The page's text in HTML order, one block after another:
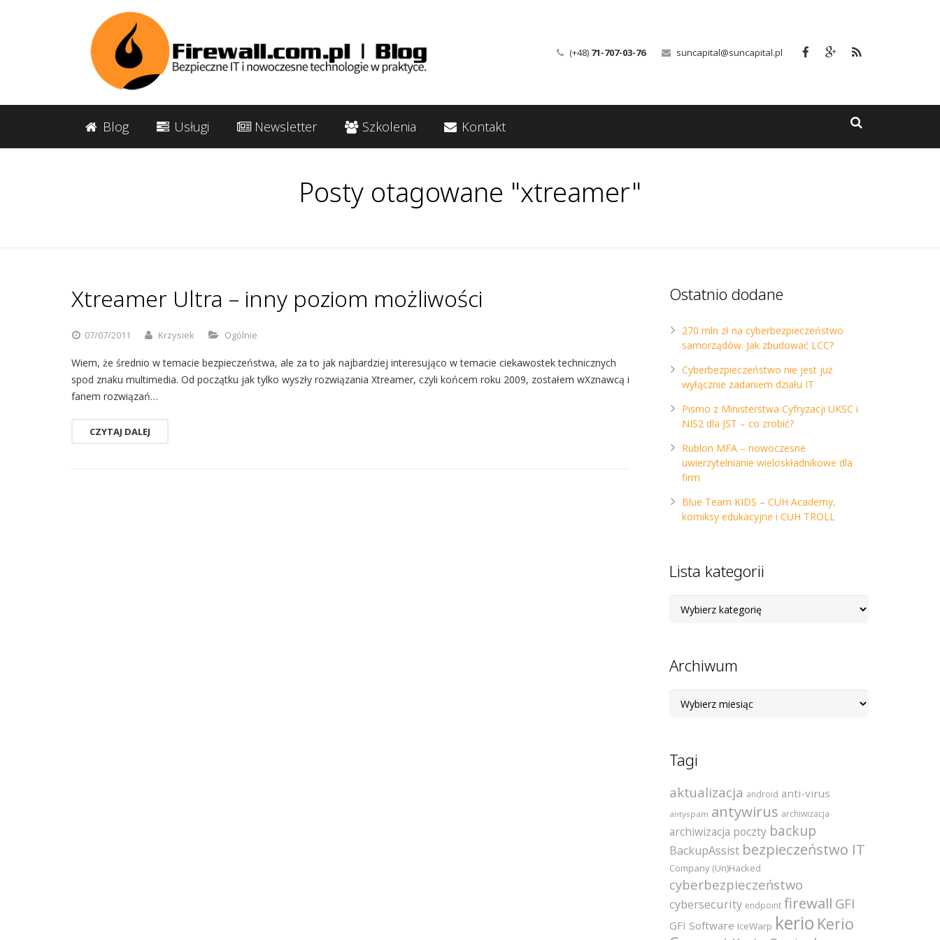
(+48) 71-707-03-76 suncapital@suncapital.pl
Blog Usługi Newsletter Szkolenia Kontakt
Posty otagowane "xtreamer"
Xtreamer Ultra – inny poziom możliwości
07/07/2011 Krzysiek Ogólnie
Wiem, że średnio w temacie bezpieczeństwa, ale za to jak najbardziej interesująco w temacie ciekawostek technicznych
spod znaku multimedia. Od początku jak tylko wyszły rozwiązania Xtreamer, czyli końcem roku 2009, zostałem wXznawcą i
fanem rozwiązań…
CZYTAJ DALEJ
Ostatnio dodane
270 mln zł na cyberbezpieczeństwo
samorządów. Jak zbudować LCC?
Cyberbezpieczeństwo nie jest już
wyłącznie zadaniem działu IT
Pismo z Ministerstwa Cyfryzacji UKSC i
NIS2 dla JST – co zrobić?
Rublon MFA – nowoczesne
uwierzytelnianie wieloskładnikowe dla
firm
Blue Team KIDS – CUH Academy,
komiksy edukacyjne i CUH TROLL
Lista kategorii
kategorii
Archiwum
Archiwum
Tagi
aktualizacja android anti-virus
antyspam antywirus archiwizacja
archiwizacja poczty backup
BackupAssist bezpieczeństwo IT
Company (Un)Hacked
cyberbezpieczeństwo
cybersecurity endpoint firewall GFI
GFI Software IceWarp kerio Kerio